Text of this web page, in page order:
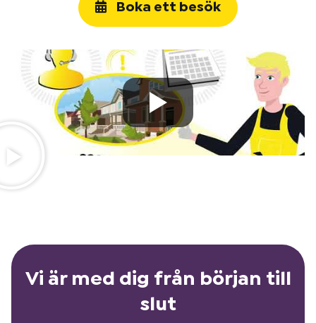
Boka ett besök
Vi är med dig från början till
slut